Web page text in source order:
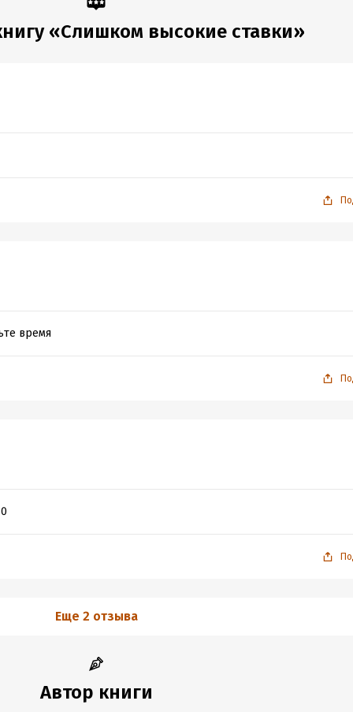
«Слишком высокие ставки»
время
Еще 2 отзыва
Автор книги